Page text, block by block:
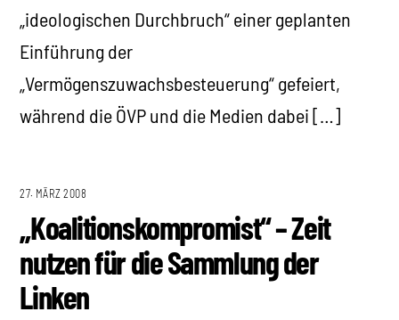
„ideologischen Durchbruch“ einer geplanten
Einführung der
„Vermögenszuwachsbesteuerung“ gefeiert,
während die ÖVP und die Medien dabei […]
27. MÄRZ 2008
„Koalitionskompromist“ – Zeit
nutzen für die Sammlung der
Linken